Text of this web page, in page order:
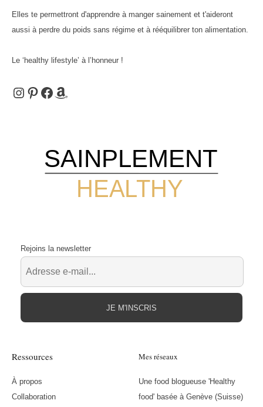
Elles te permettront d'apprendre à manger sainement et t'aideront
aussi à perdre du poids sans régime et à rééquilibrer ton alimentation.
Le ‘healthy lifestyle’ à l’honneur !
Instagram
Pinterest
Facebook
Amazon
HEALTHY
SAINPLEMENT
Ressources
À propos
Collaboration
Mes réseaux
Une food blogueuse 'Healthy
food' basée à Genève (Suisse)
Rejoins la newsletter
JE M'INSCRIS